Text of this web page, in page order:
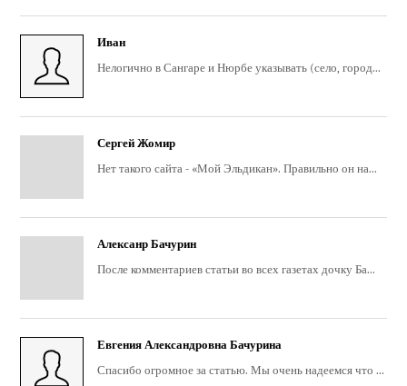
Иван
Нелогично в Сангаре и Нюрбе указывать (село, город...
Сергей Жомир
Нет такого сайта - «Мой Эльдикан». Правильно он на...
Алексанр Бачурин
После комментариев статьи во всех газетах дочку Ба...
Евгения Александровна Бачурина
Спасибо огромное за статью. Мы очень надеемся что ...